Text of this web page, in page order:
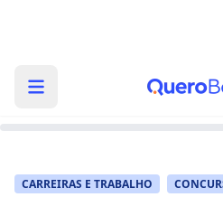
CARREIRAS E TRABALHO